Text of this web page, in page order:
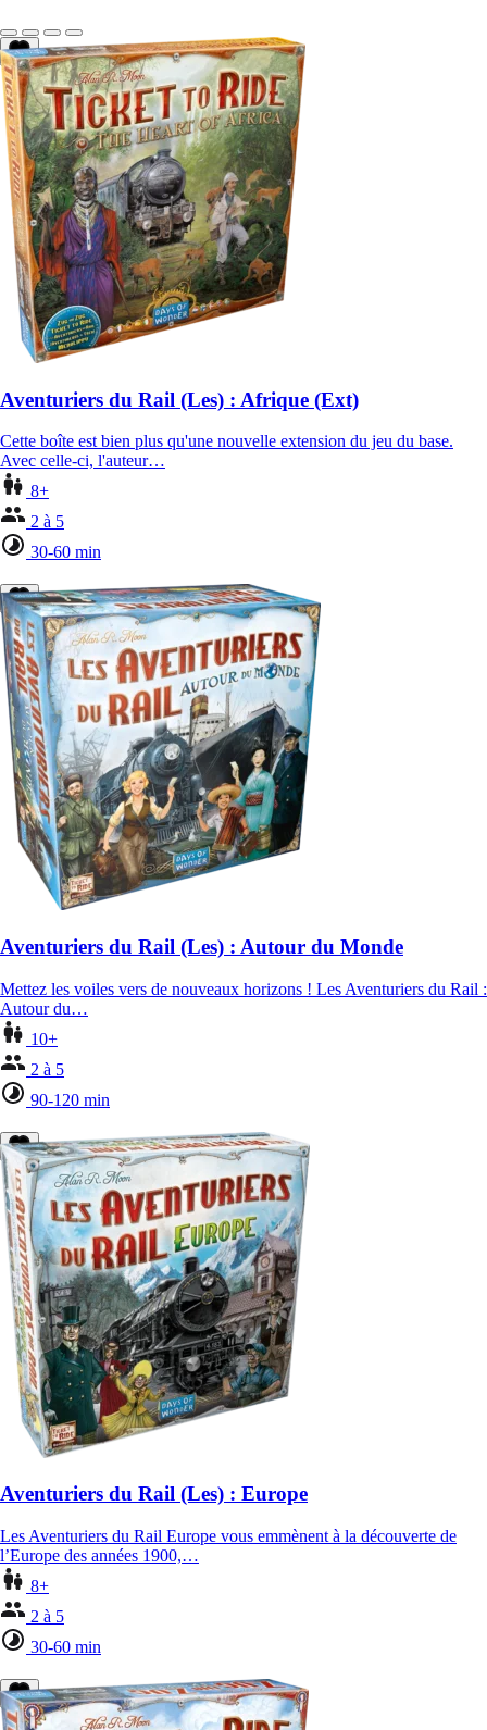
Aventuriers du Rail (Les) : Afrique (Ext)
Cette boîte est bien plus qu'une nouvelle extension du jeu du base.
Avec celle-ci, l'auteur…
8+
2 à 5
30-60 min
Aventuriers du Rail (Les) : Autour du Monde
Mettez les voiles vers de nouveaux horizons ! Les Aventuriers du Rail :
Autour du…
10+
2 à 5
90-120 min
Aventuriers du Rail (Les) : Europe
Les Aventuriers du Rail Europe vous emmènent à la découverte de
l’Europe des années 1900,…
8+
2 à 5
30-60 min